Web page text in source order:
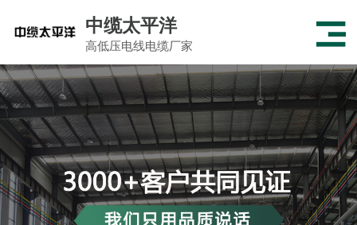
中缆太平洋
高低压电线电缆厂家